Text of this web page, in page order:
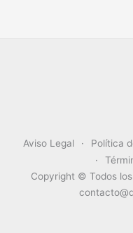
Aviso Legal Política
Copyright © Todos